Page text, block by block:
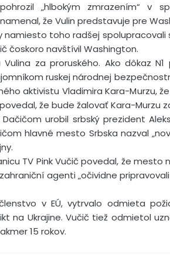
„hlbokým zmrazením“ v
že Vulin predstavuje pre
namiesto toho radšej
čoskoro navštívil Washington.
za proruského. Ako dôkaz
ruskej národnej
aktivistu Vladimira Kara-Murzu,
že bude žalovať Kara-Murzu
urobil srbský prezident
hlavné mesto Srbska nazval
TV Pink Vučič povedal, že
agenti „očividne
v EÚ, vytrvalo odmieta
na Ukrajine. Vučič tiež odmietol
15 rokov.